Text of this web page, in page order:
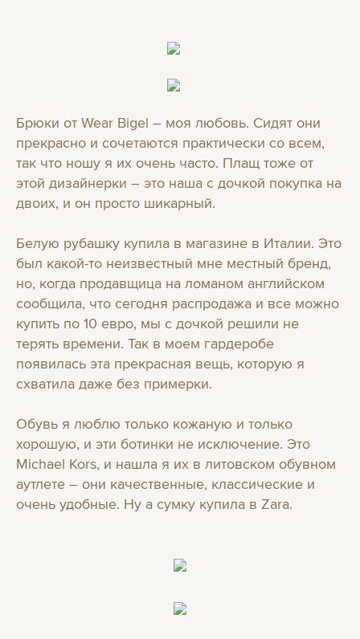
Брюки от Wear Bigel – моя любовь. Сидят они
прекрасно и сочетаются практически со всем,
так что ношу я их очень часто. Плащ тоже от
этой дизайнерки – это наша с дочкой покупка на
двоих, и он просто шикарный.
Белую рубашку купила в магазине в Италии. Это
был какой-то неизвестный мне местный бренд,
но, когда продавщица на ломаном английском
сообщила, что сегодня распродажа и все можно
купить по 10 евро, мы с дочкой решили не
терять времени. Так в моем гардеробе
появилась эта прекрасная вещь, которую я
схватила даже без примерки.
Обувь я люблю только кожаную и только
хорошую, и эти ботинки не исключение. Это
Michael Kors, и нашла я их в литовском обувном
аутлете – они качественные, классические и
очень удобные. Ну а сумку купила в Zara.